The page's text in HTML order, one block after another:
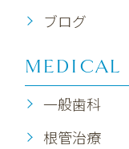
ブログ
MEDICAL
一般歯科
根管治療